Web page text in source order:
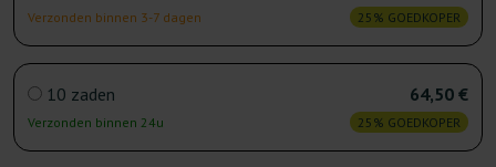
Verzonden binnen 3-7 dagen 25% GOEDKOPER
10 zaden
Verzonden binnen 24u
64,50 €
25% GOEDKOPER